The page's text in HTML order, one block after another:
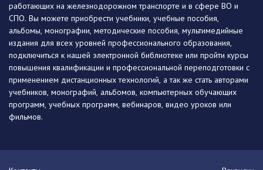
работающих на железнодорожном транспорте и в сфере ВО и
СПО. Вы можете приобрести учебники, учебные пособия,
альбомы, монографии, методические пособия, мультимедийные
издания для всех уровней профессионального образования,
подключиться к нашей электронной библиотеке или пройти курсы
повышения квалификации и профессиональной переподготовки с
применением дистанционных технологий, а так же стать авторами
учебников, монографий, альбомов, компьютерных обучающих
программ, учебных программ, вебинаров, видео уроков или
фильмов.